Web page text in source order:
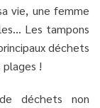
vie, une femme
Les tampons
déchets
!
déchets non